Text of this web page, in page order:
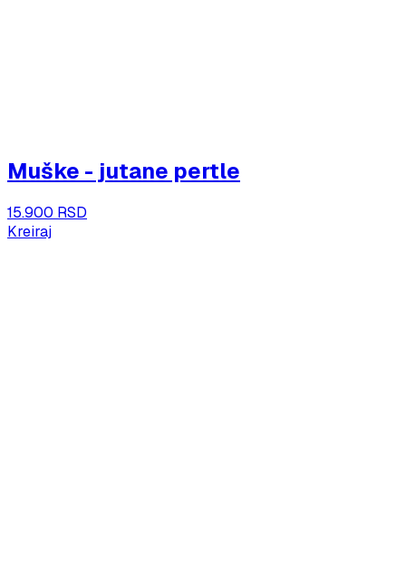
Muške - jutane pertle
15.900 RSD
Kreiraj